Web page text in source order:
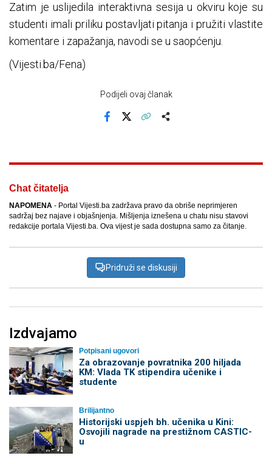
Zatim je uslijedila interaktivna sesija u okviru koje su
studenti imali priliku postavljati pitanja i pružiti vlastite
komentare i zapažanja, navodi se u saopćenju.
(Vijesti.ba/Fena)
Podijeli ovaj članak
Chat čitatelja
NAPOMENA - Portal Vijesti.ba zadržava pravo da obriše neprimjeren
sadržaj bez najave i objašnjenja. Mišljenja iznešena u chatu nisu stavovi
redakcije portala Vijesti.ba. Ova vijest je sada dostupna samo za čitanje.
Pridruži se diskusiji
Izdvajamo
Potpisani ugovori
Za obrazovanje povratnika 200 hiljada
KM: Vlada TK stipendira učenike i
studente
Brilijantno
Historijski uspjeh bh. učenika u Kini:
Osvojili nagrade na prestižnom CASTIC-
u